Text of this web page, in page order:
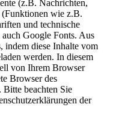
(z.B. Nachrichten,
(Funktionen wie z.B.
und technische
Google Fonts. Aus
indem diese Inhalte vom
werden. In diesem
von Ihrem Browser
Browser des
Bitte beachten Sie
der